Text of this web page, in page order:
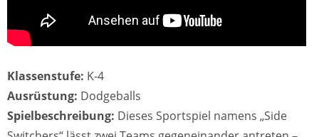
Klassenstufe: K-4
Ausrüstung: Dodgeballs
Spielbeschreibung: Dieses Sportspiel namens „Side